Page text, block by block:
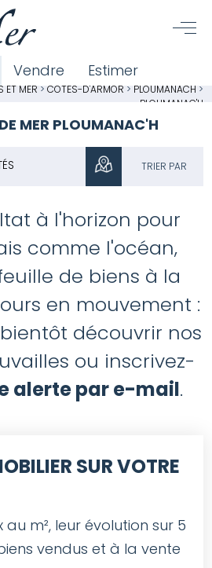
Vendre Estimer
ET MER > CÔTES-D'ARMOR > PLOUMANACH >
PLOUMANAC'H
MER PLOUMANAC'H
TRIER PAR
à l'horizon pour
comme l'océan,
de biens à la
en mouvement :
découvrir nos
ou inscrivez-
alerte par e-mail.
SUR VOTRE
au m², leur évolution sur 5
vendus et à la vente